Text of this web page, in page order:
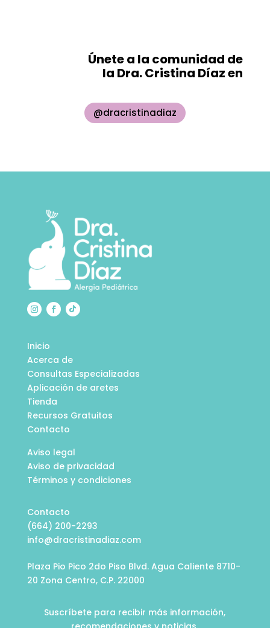
Únete a la comunidad de
la Dra. Cristina Díaz en
@dracristinadiaz
Inicio
Acerca de
Consultas Especializadas
Aplicación de aretes
Tienda
Recursos Gratuitos
Contacto
Aviso legal
Aviso de privacidad
Términos y condiciones
Contacto
(664) 200-2293
info@dracristinadiaz.com
Plaza Pio Pico 2do Piso Blvd. Agua Caliente 8710-
20 Zona Centro, C.P. 22000
Suscríbete para recibir más información,